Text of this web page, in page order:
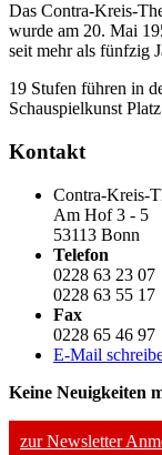
Das Contra-Kreis-
wurde am 20. Mai
seit mehr als fünfzig
19 Stufen führen in
Schauspielkunst
Kontakt
Contra-Kreis-
Am Hof 3 - 5
53113 Bonn
Telefon
0228 63 23 07
0228 63 55 17
Fax
0228 65 46 97
E-Mail
Keine Neuigkeiten
zur Newsletter